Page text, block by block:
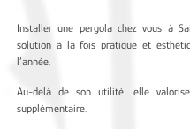
Installer une pergola chez vous à
solution à la fois pratique et
l’année.
Au-delà de son utilité, elle
supplémentaire.